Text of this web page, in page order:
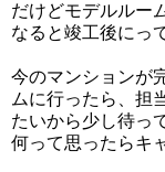
だけどモデルルー
なると竣工後にっ
今のマンションが
ムに行ったら、担
たいから少し待っ
何って思ったらキ